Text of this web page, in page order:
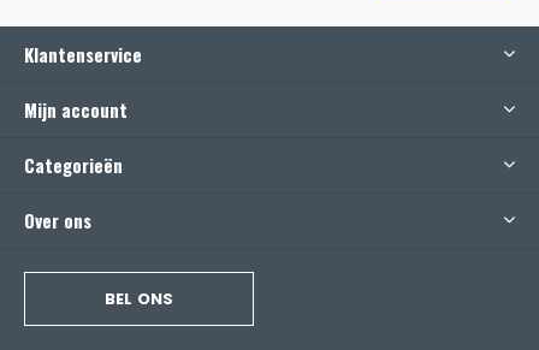
Klantenservice
Mijn account
Categorieën
Over ons
BEL ONS